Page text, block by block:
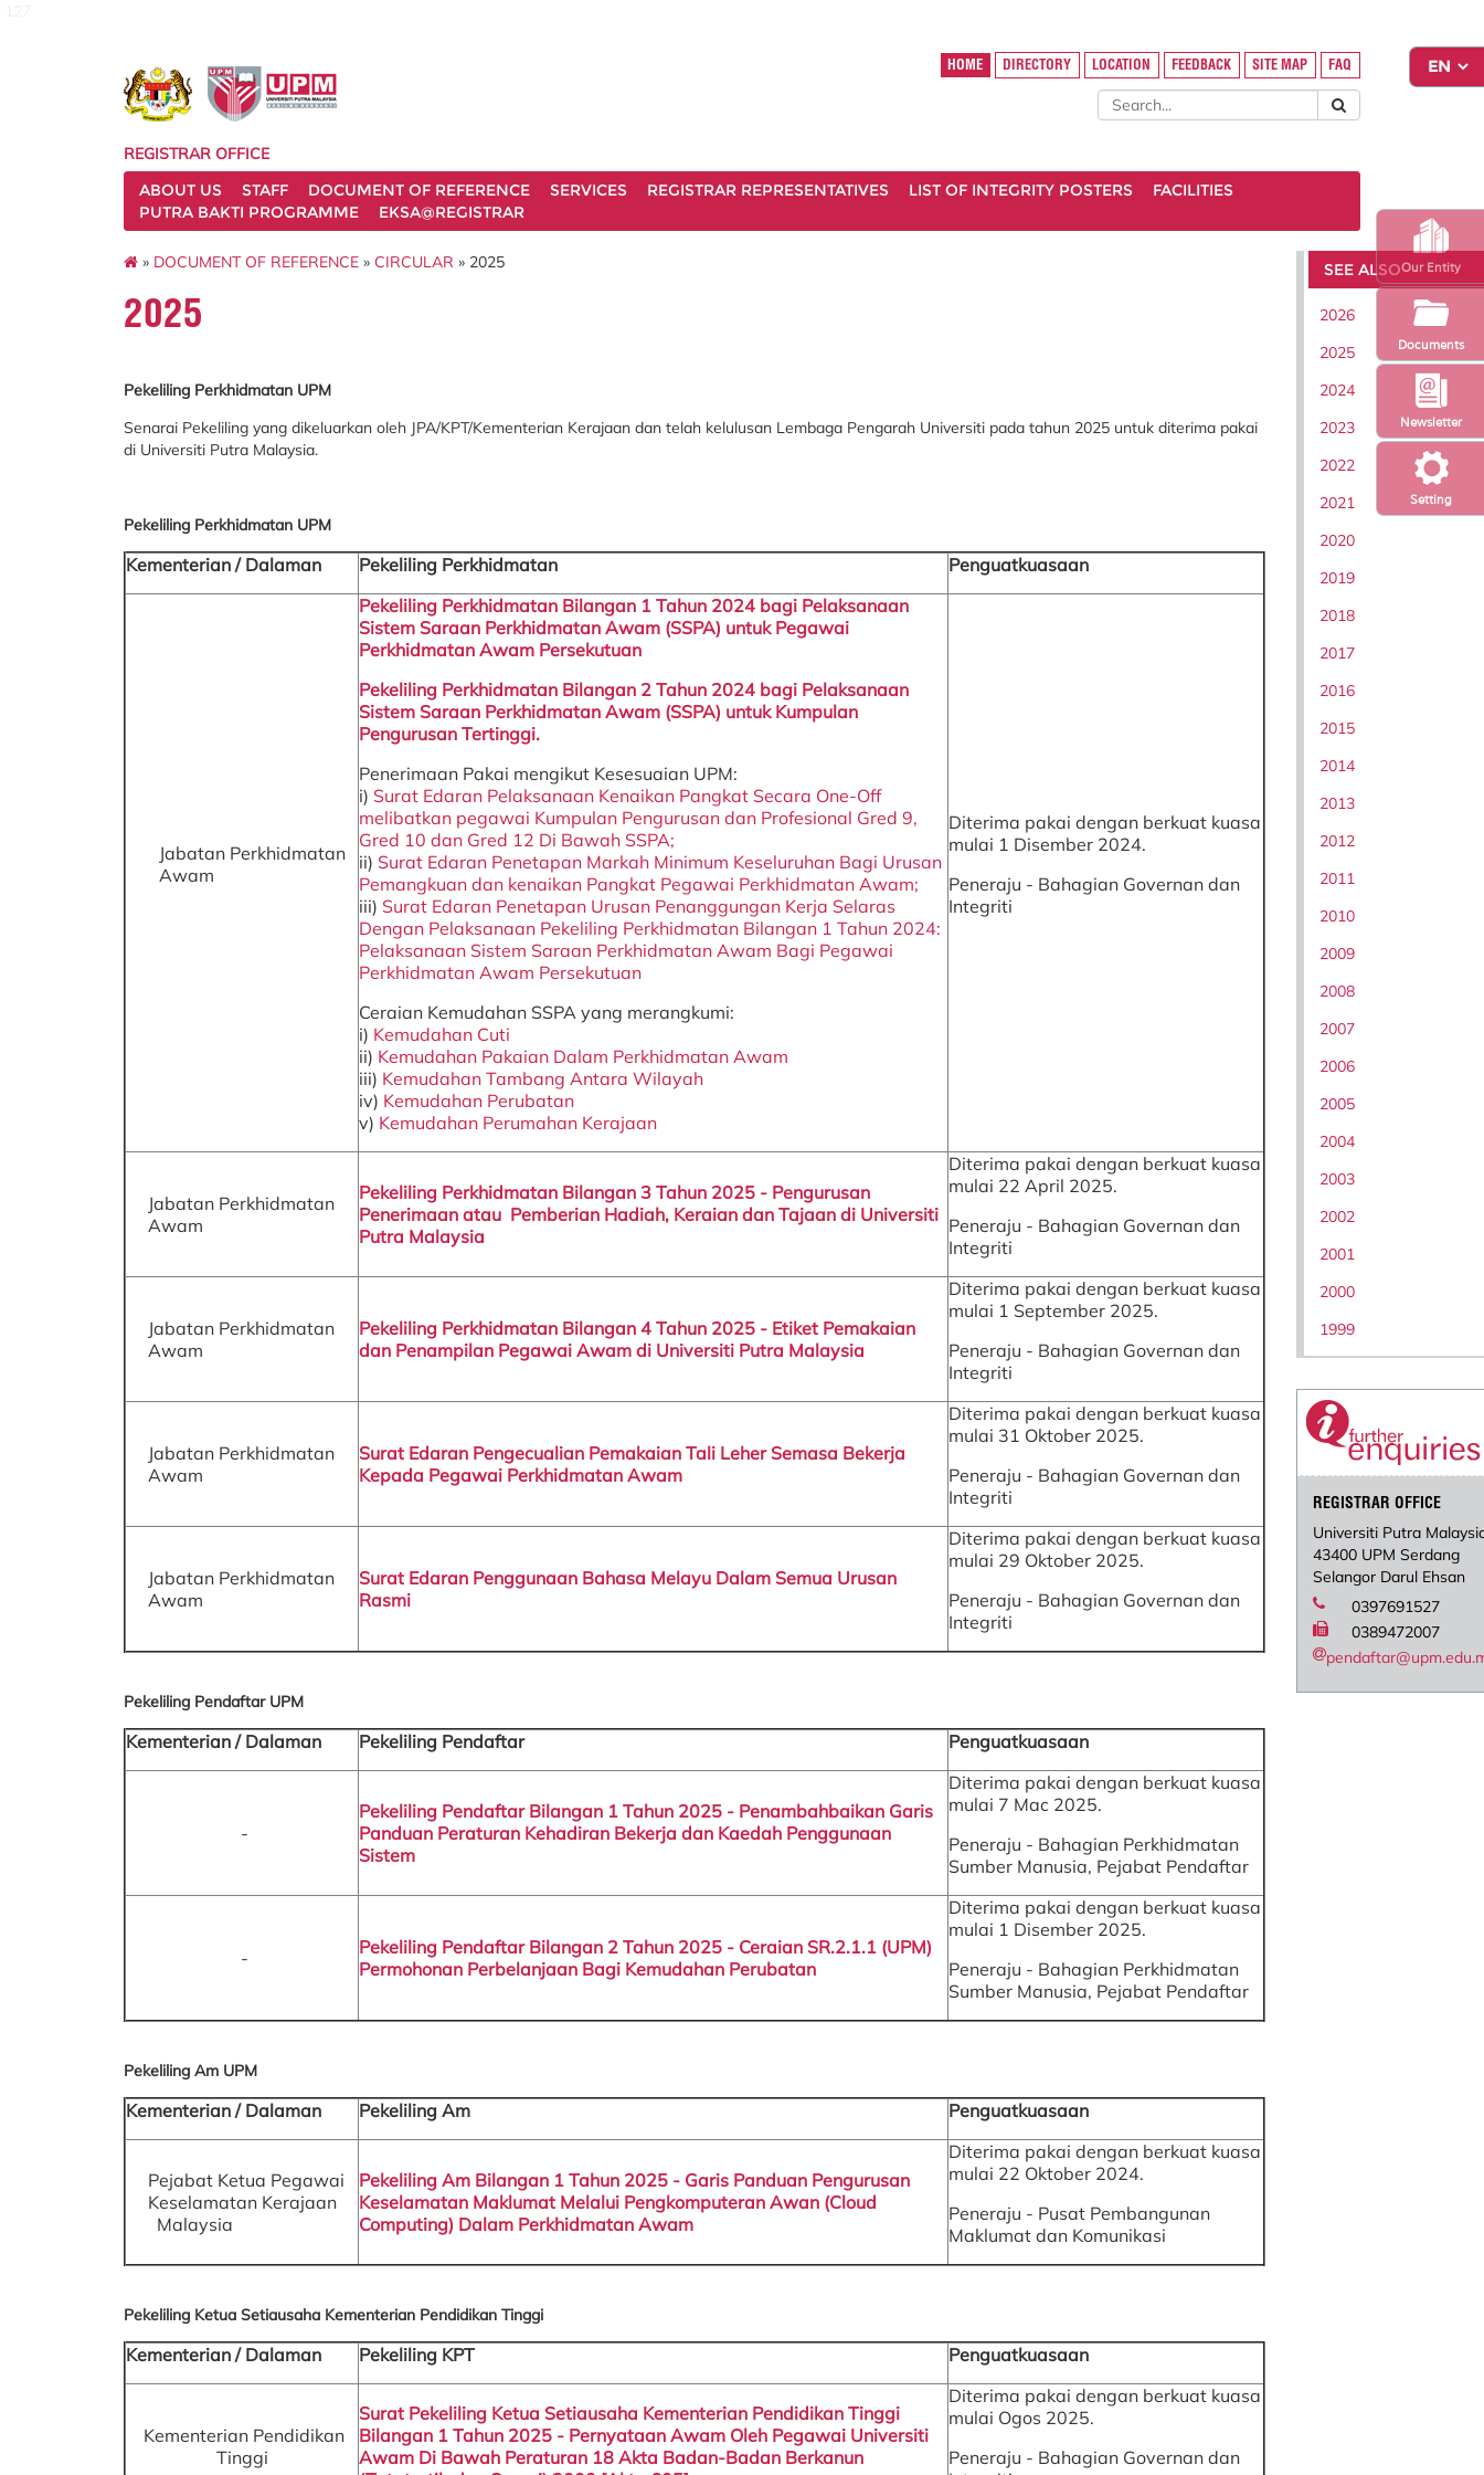
Setting
Newsletter
Our Entity
Documents
HOME DIRECTORY LOCATION FEEDBACK SITE MAP FAQ
REGISTRAR OFFICE
ABOUT US
STAFF DOCUMENT OF REFERENCE SERVICES REGISTRAR REPRESENTATIVES LIST OF INTEGRITY POSTERS
FACILITIES
PUTRA BAKTI PROGRAMME
EKSA@REGISTRAR
» DOCUMENT OF REFERENCE » CIRCULAR » 2025
2025
Pekeliling Perkhidmatan UPM
Senarai Pekeliling yang dikeluarkan oleh JPA/KPT/Kementerian Kerajaan dan telah kelulusan Lembaga Pengarah Universiti pada tahun 2025 untuk diterima pakai
di Universiti Putra Malaysia.
Pekeliling Perkhidmatan UPM
Kementerian / Dalaman Pekeliling Perkhidmatan Penguatkuasaan
Jabatan Perkhidmatan
Awam
Pekeliling Perkhidmatan Bilangan 1 Tahun 2024 bagi Pelaksanaan
Sistem Saraan Perkhidmatan Awam (SSPA) untuk Pegawai
Perkhidmatan Awam Persekutuan
Pekeliling Perkhidmatan Bilangan 2 Tahun 2024 bagi Pelaksanaan
Sistem Saraan Perkhidmatan Awam (SSPA) untuk Kumpulan
Pengurusan Tertinggi.
Penerimaan Pakai mengikut Kesesuaian UPM:
i) Surat Edaran Pelaksanaan Kenaikan Pangkat Secara One-Off
melibatkan pegawai Kumpulan Pengurusan dan Profesional Gred 9,
Gred 10 dan Gred 12 Di Bawah SSPA;
ii) Surat Edaran Penetapan Markah Minimum Keseluruhan Bagi Urusan
Pemangkuan dan kenaikan Pangkat Pegawai Perkhidmatan Awam;
iii) Surat Edaran Penetapan Urusan Penanggungan Kerja Selaras
Dengan Pelaksanaan Pekeliling Perkhidmatan Bilangan 1 Tahun 2024:
Pelaksanaan Sistem Saraan Perkhidmatan Awam Bagi Pegawai
Perkhidmatan Awam Persekutuan
Ceraian Kemudahan SSPA yang merangkumi:
i) Kemudahan Cuti
ii) Kemudahan Pakaian Dalam Perkhidmatan Awam
iii) Kemudahan Tambang Antara Wilayah
iv) Kemudahan Perubatan
v) Kemudahan Perumahan Kerajaan
Diterima pakai dengan berkuat kuasa
mulai 1 Disember 2024.
Peneraju - Bahagian Governan dan
Integriti
Jabatan Perkhidmatan
Awam
Pekeliling Perkhidmatan Bilangan 3 Tahun 2025 - Pengurusan
Penerimaan atau Pemberian Hadiah, Keraian dan Tajaan di Universiti
Putra Malaysia
Diterima pakai dengan berkuat kuasa
mulai 22 April 2025.
Peneraju - Bahagian Governan dan
Integriti
Jabatan Perkhidmatan
Awam
Pekeliling Perkhidmatan Bilangan 4 Tahun 2025 - Etiket Pemakaian
dan Penampilan Pegawai Awam di Universiti Putra Malaysia
Diterima pakai dengan berkuat kuasa
mulai 1 September 2025.
Peneraju - Bahagian Governan dan
Integriti
Jabatan Perkhidmatan
Awam
Surat Edaran Pengecualian Pemakaian Tali Leher Semasa Bekerja
Kepada Pegawai Perkhidmatan Awam
Diterima pakai dengan berkuat kuasa
mulai 31 Oktober 2025.
Peneraju - Bahagian Governan dan
Integriti
Jabatan Perkhidmatan
Awam
Surat Edaran Penggunaan Bahasa Melayu Dalam Semua Urusan
Rasmi
Diterima pakai dengan berkuat kuasa
mulai 29 Oktober 2025.
Peneraju - Bahagian Governan dan
Integriti
Pekeliling Pendaftar UPM
Kementerian / Dalaman Pekeliling Pendaftar Penguatkuasaan
-
Pekeliling Pendaftar Bilangan 1 Tahun 2025 - Penambahbaikan Garis
Panduan Peraturan Kehadiran Bekerja dan Kaedah Penggunaan
Sistem
Diterima pakai dengan berkuat kuasa
mulai 7 Mac 2025.
Peneraju - Bahagian Perkhidmatan
Sumber Manusia, Pejabat Pendaftar
-
Pekeliling Pendaftar Bilangan 2 Tahun 2025 - Ceraian SR.2.1.1 (UPM)
Permohonan Perbelanjaan Bagi Kemudahan Perubatan
Diterima pakai dengan berkuat kuasa
mulai 1 Disember 2025.
Peneraju - Bahagian Perkhidmatan
Sumber Manusia, Pejabat Pendaftar
Pekeliling Am UPM
Kementerian / Dalaman Pekeliling Am Penguatkuasaan
Pejabat Ketua Pegawai
Keselamatan Kerajaan
Malaysia
Pekeliling Am Bilangan 1 Tahun 2025 - Garis Panduan Pengurusan
Keselamatan Maklumat Melalui Pengkomputeran Awan (Cloud
Computing) Dalam Perkhidmatan Awam
Diterima pakai dengan berkuat kuasa
mulai 22 Oktober 2024.
Peneraju - Pusat Pembangunan
Maklumat dan Komunikasi
Pekeliling Ketua Setiausaha Kementerian Pendidikan Tinggi
Kementerian / Dalaman Pekeliling KPT Penguatkuasaan
Kementerian Pendidikan
Tinggi
Surat Pekeliling Ketua Setiausaha Kementerian Pendidikan Tinggi
Bilangan 1 Tahun 2025 - Pernyataan Awam Oleh Pegawai Universiti
Awam Di Bawah Peraturan 18 Akta Badan-Badan Berkanun
Diterima pakai dengan berkuat kuasa
mulai Ogos 2025.
Peneraju - Bahagian Governan dan
SEE ALSO
2026
2025
2024
2023
2022
2021
2020
2019
2018
2017
2016
2015
2014
2013
2012
2011
2010
2009
2008
2007
2006
2005
2004
2003
2002
2001
2000
1999
REGISTRAR OFFICE
Universiti Putra
43400 UPM Serdang
Selangor Darul Ehsan
0397691527
0389472007